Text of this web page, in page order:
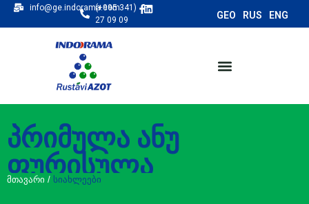
info@ge.indorama.com
(+995 341)
27 09 09
პრიმულა ანუ
ფურისულა
მთავარი / სიახლეები